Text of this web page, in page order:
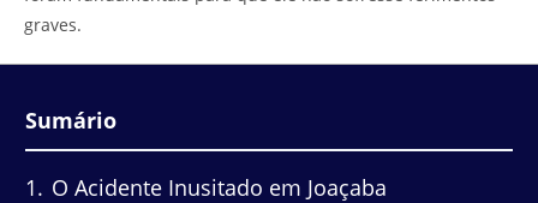
graves.
Sumário
1
O Acidente Inusitado em Joaçaba